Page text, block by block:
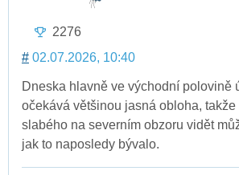
2276
# 02.07.2026, 10:40
Dneska hlavně ve východní polovině
očekává většinou jasná obloha,
slabého na severním obzoru vidět
jak to naposledy bývalo.